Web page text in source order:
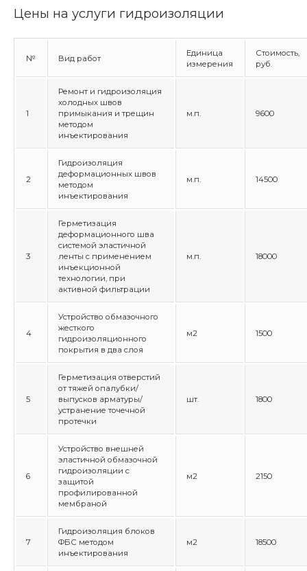
Цены на услуги гидроизоляции
№ Вид работ
Единица
измерения
Стоимость,
руб.
1
Ремонт и гидроизоляция
холодных швов
примыкания и трещин
методом
инъектирования
м.п. 9600
2
Гидроизоляция
деформационных швов
методом
инъектирования
м.п. 14500
3
Герметизация
деформационного шва
системой эластичной
ленты с применением
инъекционной
технологии, при
активной фильтрации
м.п. 18000
4
Устройство обмазочного
жесткого
гидроизоляционного
покрытия в два слоя
м2 1500
5
Герметизация отверстий
от тяжей опалубки/
выпусков арматуры/
устранение точечной
протечки
шт. 1800
6
Устройство внешней
эластичной обмазочной
гидроизоляции с
защитой
профилированной
мембраной
м2 2150
7
Гидроизоляция блоков
ФБС методом
инъектирования
м2 18500